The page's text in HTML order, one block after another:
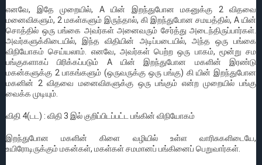
எனவே, இதே முறையில், A யின் இறந்துபோன மகனுக்கு 2 விதவை
மனைவிகளும், 2 மகள்களும் இருந்தால், கி இறந்துபோன சமயத்தில், A யின்
சொத்தில் ஒரு பங்கை அவர்கள் அனைவரும் சேர்த்து அடைந்திருப்பார்கள்.
அவர்களுக்கிடையில், இந்த விதியின் அடிப்படையில், அந்த ஒரு பங்கை
விநியோகம் செய்யலாம். எனவே, அவர்கள் பெற்ற ஒரு பாகம், மூன்று சம
பங்குகளாகப் பிரிக்கப்படும் A யின் இறந்துபோன மகளின் இரண்டு
மகன்களுக்கு 2 பாகங்களும் (ஒருவருக்கு ஒரு பங்கு) கி யின் இறந்துபோன
மகனின் 2 விதவை மனைவிகளுக்கு ஒரு பங்கும் என்ற முறையில் பங்கு
வைக்க முடியும்.
விதி 4(டட) : விதி 3 இல் குறிப்பிடப்பட்ட பங்கின் விநியோகம்
இறந்துபோன மகளின் கிளை வழியில் உள்ள வாரிசுகளிடையே,
உயிரோடிருக்கும் மகன்கள், மகள்கள் சமமானப் பங்கினைப் பெறுவார்கள்.